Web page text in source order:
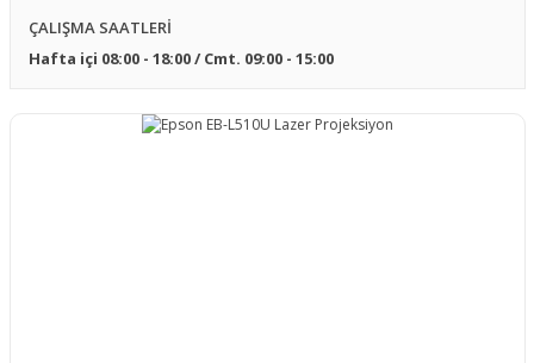
ÇALIŞMA SAATLERİ
Hafta içi 08:00 - 18:00 / Cmt. 09:00 - 15:00